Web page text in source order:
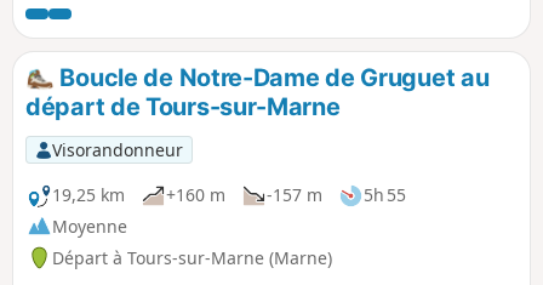
Châlons-en-Champagne, profitez de votre passage pour
visiter la Collégiale Notre-Dame-en-Vaux, inscrite au
Patrimoine mondial de l’UNESCO au titre des Chemins de
Saint-Jacques-de-Compostelle. Puis vous continuez en
longeant majoritairement le Canal Latéral à la Marne. Ici,
les étangs sont rois et témoignent de l’exploitation de
gravières afin d’alimenter les chantiers locaux en matière
première.
Boucle de Notre-Dame de Gruguet au
départ de Tours-sur-Marne
Visorandonneur
19,25 km
+160 m -157 m
5h 55
Moyenne
Départ à Tours-sur-Marne (Marne)